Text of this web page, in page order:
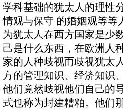
学科基础的犹太人的理性
情观与保守 的婚姻观等等
为犹太人在西方国家是少
己是什么东西，在欧洲人
家的人种歧视而歧视犹太
方的管理知识、经济知识
他们竟然歧视他们自己的
式也称为封建糟粕。他们